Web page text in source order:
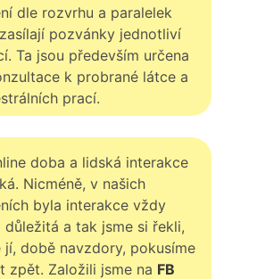
dle rozvrhu a paralelek
pozvánky jednotliví
Ta jsou především určena
k probrané látce a
prací.
doba a lidská interakce
Nicméně, v našich
byla interakce vždy
důležitá a tak jsme si řekli,
jí, době navzdory, pokusíme
zpět. Založili jsme na FB